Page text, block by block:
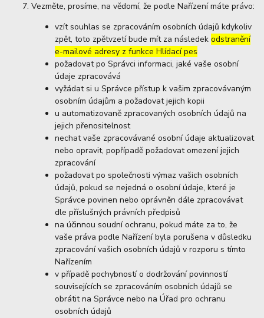
Vezměte, prosíme, na vědomí, že podle Nařízení máte právo:
vzít souhlas se zpracováním osobních údajů kdykoliv
zpět, toto zpětvzetí bude mít za následekodstranění
e-mailové adresy z funkce Hlídací pes
požadovat po Správci informaci, jaké vaše osobní
údaje zpracovává
vyžádat si u Správce přístup k vašim zpracovávaným
osobním údajům a požadovat jejich kopii
u automatizovaně zpracovaných osobních údajů na
jejich přenositelnost
nechat vaše zpracovávané osobní údaje aktualizovat
nebo opravit, popřípadě požadovat omezení jejich
zpracování
požadovat po společnosti výmaz vašich osobních
údajů, pokud se nejedná o osobní údaje, které je
Správce povinen nebo oprávněn dále zpracovávat
dle příslušných právních předpisů
na účinnou soudní ochranu, pokud máte za to, že
vaše práva podle Nařízení byla porušena v důsledku
zpracování vašich osobních údajů v rozporu s tímto
Nařízením
v případě pochybností o dodržování povinností
souvisejících se zpracováním osobních údajů se
obrátit na Správce nebo na Úřad pro ochranu
osobních údajů